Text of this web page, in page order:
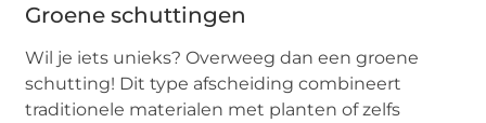
Groene schuttingen
Wil je iets unieks? Overweeg dan een groene
schutting! Dit type afscheiding combineert
traditionele materialen met planten of zelfs